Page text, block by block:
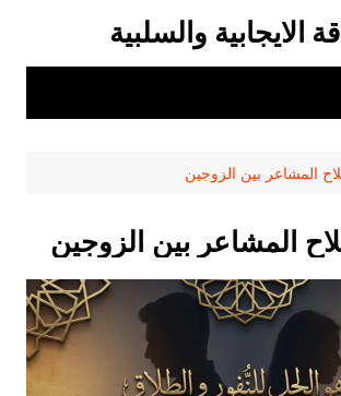
الايجابية والسلبية
المشاعر بين الزوجين
المشاعر بين الزوجين